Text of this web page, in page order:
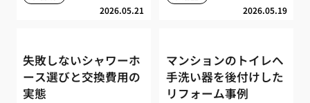
2026.05.21 2026.05.19
失敗しないシャワーホ
ース選びと交換費用の
実態
マンションのトイレへ
手洗い器を後付けした
リフォーム事例